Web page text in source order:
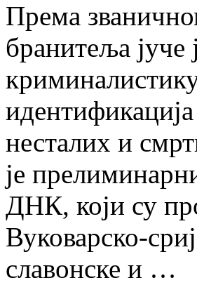
Према
бранитеља јуче
несталих и
је
ДНК, који су
Вуковарско-
славонске и …